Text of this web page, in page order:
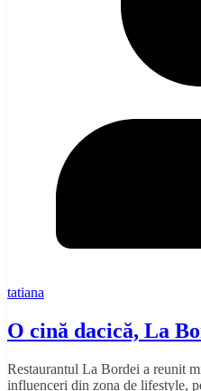
tatiana
O cină dacică, La
Restaurantul La Bordei a reunit
influenceri din zona de lifestyle,